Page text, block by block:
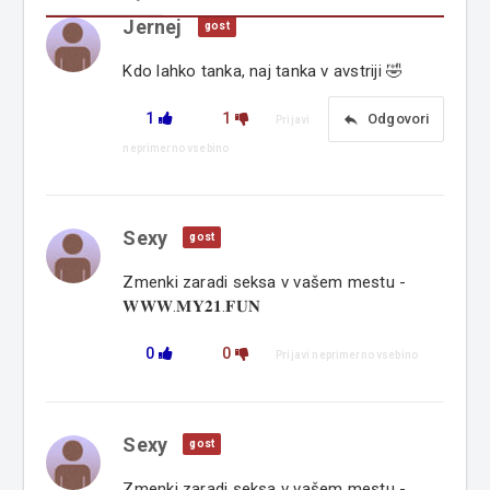
Jernej gost
Kdo lahko tanka, naj tanka v avstriji 🤣
1 1 reply Odgovori
Prijavi
neprimerno vsebino
Sexy gost
Zmenki zaradi seksa v vašem mestu -
𝐖𝐖𝐖.𝐌𝐘𝟐𝟏.𝐅𝐔𝐍
0 0 Prijavi neprimerno vsebino
Sexy gost